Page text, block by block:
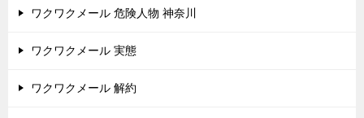
ワクワクメール 危険人物 神奈川
ワクワクメール 実態
ワクワクメール 解約